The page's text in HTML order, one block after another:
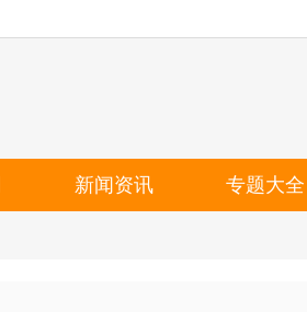
新闻资讯 专题大全